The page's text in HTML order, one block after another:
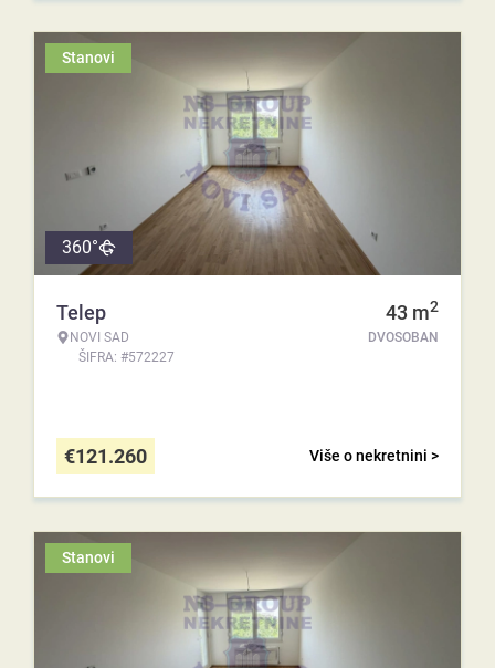
Stanovi
360°
Telep
NOVI SAD
ŠIFRA: #572227
43 m2
DVOSOBAN
Više o nekretnini >
€121.260
Stanovi